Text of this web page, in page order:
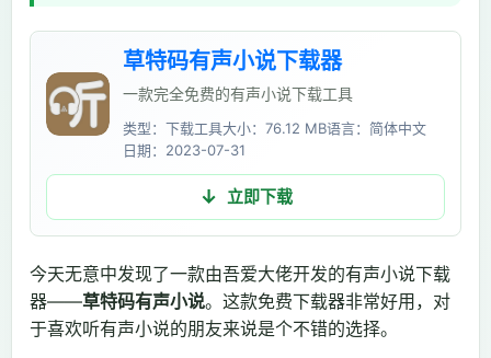
草特码有声小说下载器
一款完全免费的有声小说下载工具
类型：下载工具大小：76.12 MB语言：简体中文
日期：2023-07-31
立即下载
今天无意中发现了一款由吾爱大佬开发的有声小说下载
器——草特码有声小说。这款免费下载器非常好用，对
于喜欢听有声小说的朋友来说是个不错的选择。